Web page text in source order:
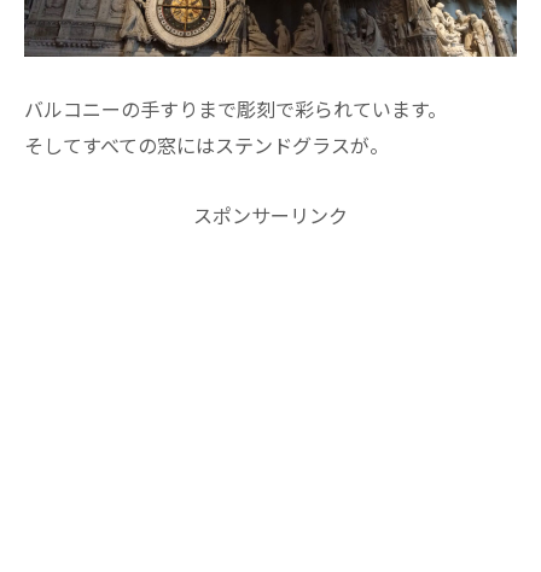
バルコニーの手すりまで彫刻で彩られています。
そしてすべての窓にはステンドグラスが。
スポンサーリンク